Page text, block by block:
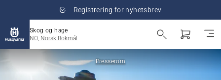
Registrering for nyhetsbrev
Skog og hage
NO, Norsk Bokmål
Presserom